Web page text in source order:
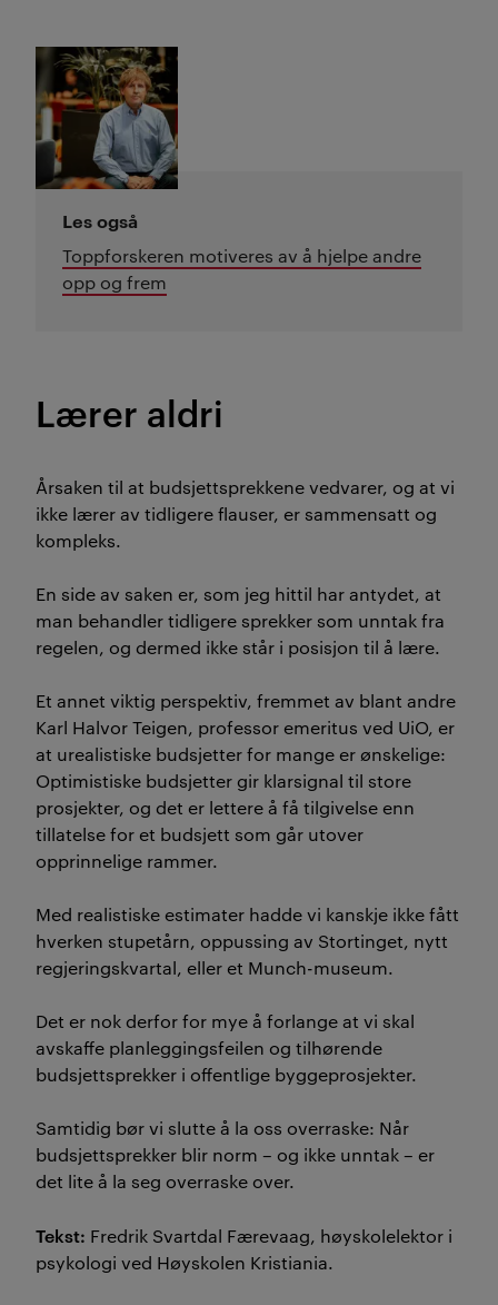
Les også
Toppforskeren motiveres av å hjelpe andre
opp og frem
Lærer aldri
Årsaken til at budsjettsprekkene vedvarer, og at vi
ikke lærer av tidligere flauser, er sammensatt og
kompleks.
En side av saken er, som jeg hittil har antydet, at
man behandler tidligere sprekker som unntak fra
regelen, og dermed ikke står i posisjon til å lære.
Et annet viktig perspektiv, fremmet av blant andre
Karl Halvor Teigen, professor emeritus ved UiO, er
at urealistiske budsjetter for mange er ønskelige:
Optimistiske budsjetter gir klarsignal til store
prosjekter, og det er lettere å få tilgivelse enn
tillatelse for et budsjett som går utover
opprinnelige rammer.
Med realistiske estimater hadde vi kanskje ikke fått
hverken stupetårn, oppussing av Stortinget, nytt
regjeringskvartal, eller et Munch-museum.
Det er nok derfor for mye å forlange at vi skal
avskaffe planleggingsfeilen og tilhørende
budsjettsprekker i offentlige byggeprosjekter.
Samtidig bør vi slutte å la oss overraske: Når
budsjettsprekker blir norm – og ikke unntak – er
det lite å la seg overraske over.
Tekst: Fredrik Svartdal Færevaag, høyskolelektor i
psykologi ved Høyskolen Kristiania.